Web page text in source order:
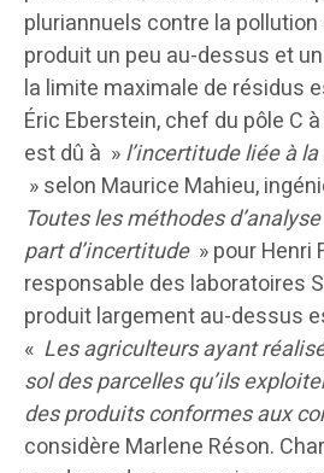
pluriannuels contre la
produit un peu au-dessus et
la limite maximale de résidus
Éric Eberstein, chef du pôle C à
est dû à »l’incertitude liée à
» selon Maurice Mahieu,
Toutes les méthodes
part d’incertitude» pour Henri
responsable des laboratoires
produit largement au-dessus
« Les agriculteurs ayant
sol des parcelles qu’ils
des produits conformes aux
considère Marlene Réson.